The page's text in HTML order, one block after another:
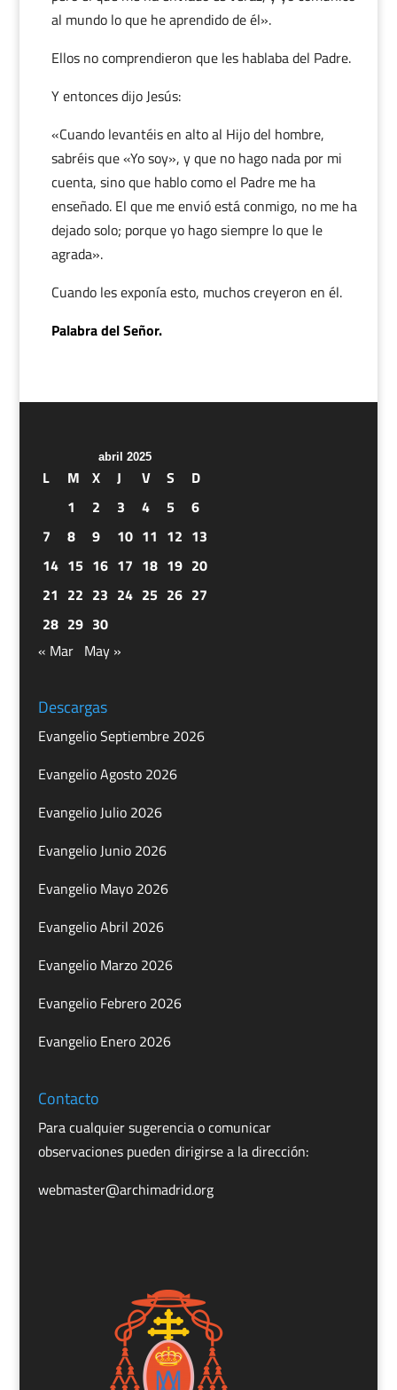
al mundo lo que he aprendido de él».
Ellos no comprendieron que les hablaba del Padre.
Y entonces dijo Jesús:
«Cuando levantéis en alto al Hijo del hombre,
sabréis que «Yo soy», y que no hago nada por mi
cuenta, sino que hablo como el Padre me ha
enseñado. El que me envió está conmigo, no me ha
dejado solo; porque yo hago siempre lo que le
agrada».
Cuando les exponía esto, muchos creyeron en él.
Palabra del Señor.
abril 2025
L M X J V S
D
1
2 3 4 5
6
7
8 9 10 11 12 13
14 15 16 17 18 19 20
21 22 23 24 25 26 27
28 29 30
« Mar May »
Descargas
Evangelio Septiembre 2026
Evangelio Agosto 2026
Evangelio Julio 2026
Evangelio Junio 2026
Evangelio Mayo 2026
Evangelio Abril 2026
Evangelio Marzo 2026
Evangelio Febrero 2026
Evangelio Enero 2026
Contacto
Para cualquier sugerencia o comunicar
observaciones pueden dirigirse a la dirección:
webmaster@archimadrid.org